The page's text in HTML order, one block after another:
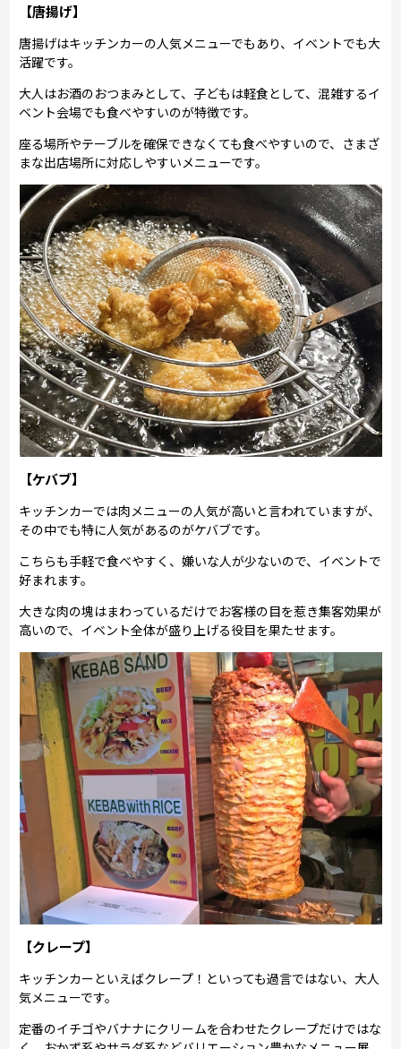
【唐揚げ】
唐揚げはキッチンカーの人気メニューでもあり、イベントでも大
活躍です。
大人はお酒のおつまみとして、子どもは軽食として、混雑するイ
ベント会場でも食べやすいのが特徴です。
座る場所やテーブルを確保できなくても食べやすいので、さまざ
まな出店場所に対応しやすいメニューです。
【ケバブ】
キッチンカーでは肉メニューの人気が高いと言われていますが、
その中でも特に人気があるのがケバブです。
こちらも手軽で食べやすく、嫌いな人が少ないので、イベントで
好まれます。
大きな肉の塊はまわっているだけでお客様の目を惹き集客効果が
高いので、イベント全体が盛り上げる役目を果たせます。
【クレープ】
キッチンカーといえばクレープ！といっても過言ではない、大人
気メニューです。
定番のイチゴやバナナにクリームを合わせたクレープだけではな